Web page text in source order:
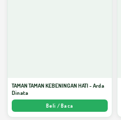
TAMAN TAMAN KEBENINGAN HATI - Arda
Dinata
Beli / Baca